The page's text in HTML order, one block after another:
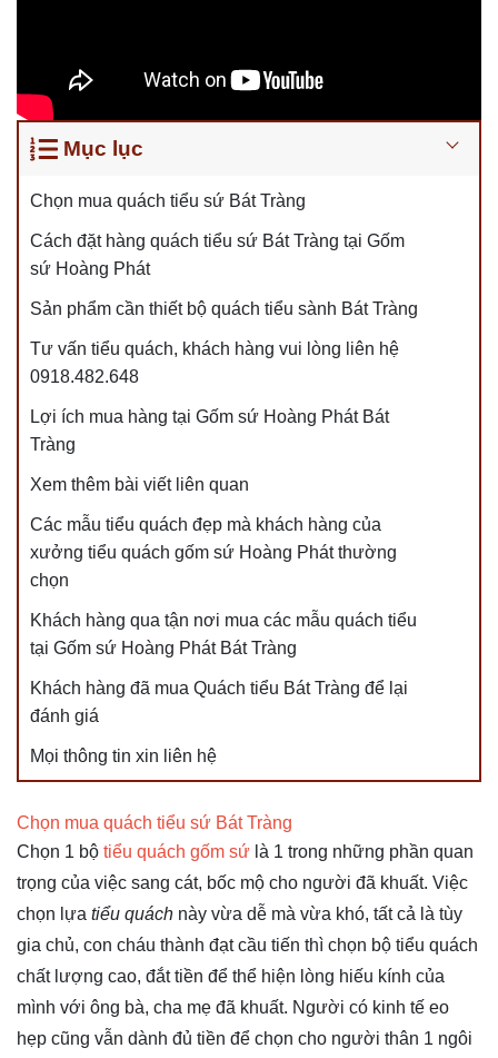
Mục lục
Chọn mua quách tiểu sứ Bát Tràng
Cách đặt hàng quách tiểu sứ Bát Tràng tại Gốm
sứ Hoàng Phát
Sản phẩm cần thiết bộ quách tiểu sành Bát Tràng
Tư vấn tiểu quách, khách hàng vui lòng liên hệ
0918.482.648
Lợi ích mua hàng tại Gốm sứ Hoàng Phát Bát
Tràng
Xem thêm bài viết liên quan
Các mẫu tiểu quách đẹp mà khách hàng của
xưởng tiểu quách gốm sứ Hoàng Phát thường
chọn
Khách hàng qua tận nơi mua các mẫu quách tiểu
tại Gốm sứ Hoàng Phát Bát Tràng
Khách hàng đã mua Quách tiểu Bát Tràng để lại
đánh giá
Mọi thông tin xin liên hệ
Chọn mua quách tiểu sứ Bát Tràng
Chọn 1 bộ tiểu quách gốm sứ là 1 trong những phần quan
trọng của việc sang cát, bốc mộ cho người đã khuất. Việc
chọn lựa tiểu quách này vừa dễ mà vừa khó, tất cả là tùy
gia chủ, con cháu thành đạt cầu tiến thì chọn bộ tiểu quách
chất lượng cao, đắt tiền để thể hiện lòng hiếu kính của
mình với ông bà, cha mẹ đã khuất. Người có kinh tế eo
hẹp cũng vẫn dành đủ tiền để chọn cho người thân 1 ngôi